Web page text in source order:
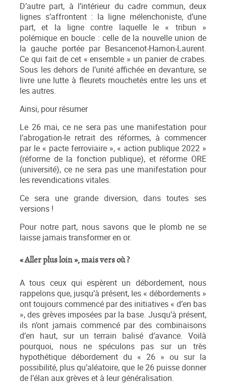
D’autre part, à l’intérieur du cadre commun, deux
lignes s’affrontent : la ligne mélenchoniste, d’une
part, et la ligne contre laquelle le « tribun »
polémique en boucle : celle de la nouvelle union de
la gauche portée par Besancenot-Hamon-Laurent.
Ce qui fait de cet « ensemble » un panier de crabes.
Sous les dehors de l’unité affichée en devanture, se
livre une lutte à fleurets mouchetés entre les uns et
les autres.
Ainsi, pour résumer
Le 26 mai, ce ne sera pas une manifestation pour
l’abrogation-le retrait des réformes, à commencer
par le « pacte ferroviaire », « action publique 2022 »
(réforme de la fonction publique), et réforme ORE
(université), ce ne sera pas une manifestation pour
les revendications vitales.
Ce sera une grande diversion, dans toutes ses
versions !
Pour notre part, nous savons que le plomb ne se
laisse jamais transformer en or.
« Aller plus loin », mais vers où ?
A tous ceux qui espèrent un débordement, nous
rappelons que, jusqu’à présent, les « débordements »
ont toujours commencé par des initiatives « d’en bas
», des grèves imposées par la base. Jusqu’à présent,
ils n’ont jamais commencé par des combinaisons
d’en haut, sur un terrain balisé d’avance. Voilà
pourquoi, nous ne spéculons pas sur un très
hypothétique débordement du « 26 » ou sur la
possibilité, plus qu’aléatoire, que le 26 puisse donner
de l’élan aux grèves et à leur généralisation.